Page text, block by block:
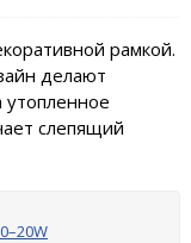
рамкой.
делают
утопленное
слепящий